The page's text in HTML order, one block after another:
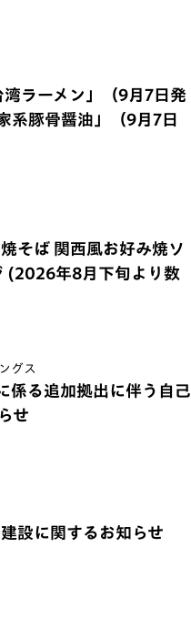
ラーメン」（9月7日発
系豚骨醤油」（9月7日
そば 関西風お好み焼ソ
(2026年8月下旬より数
グス
係る追加拠出に伴う自己
せ
設に関するお知らせ